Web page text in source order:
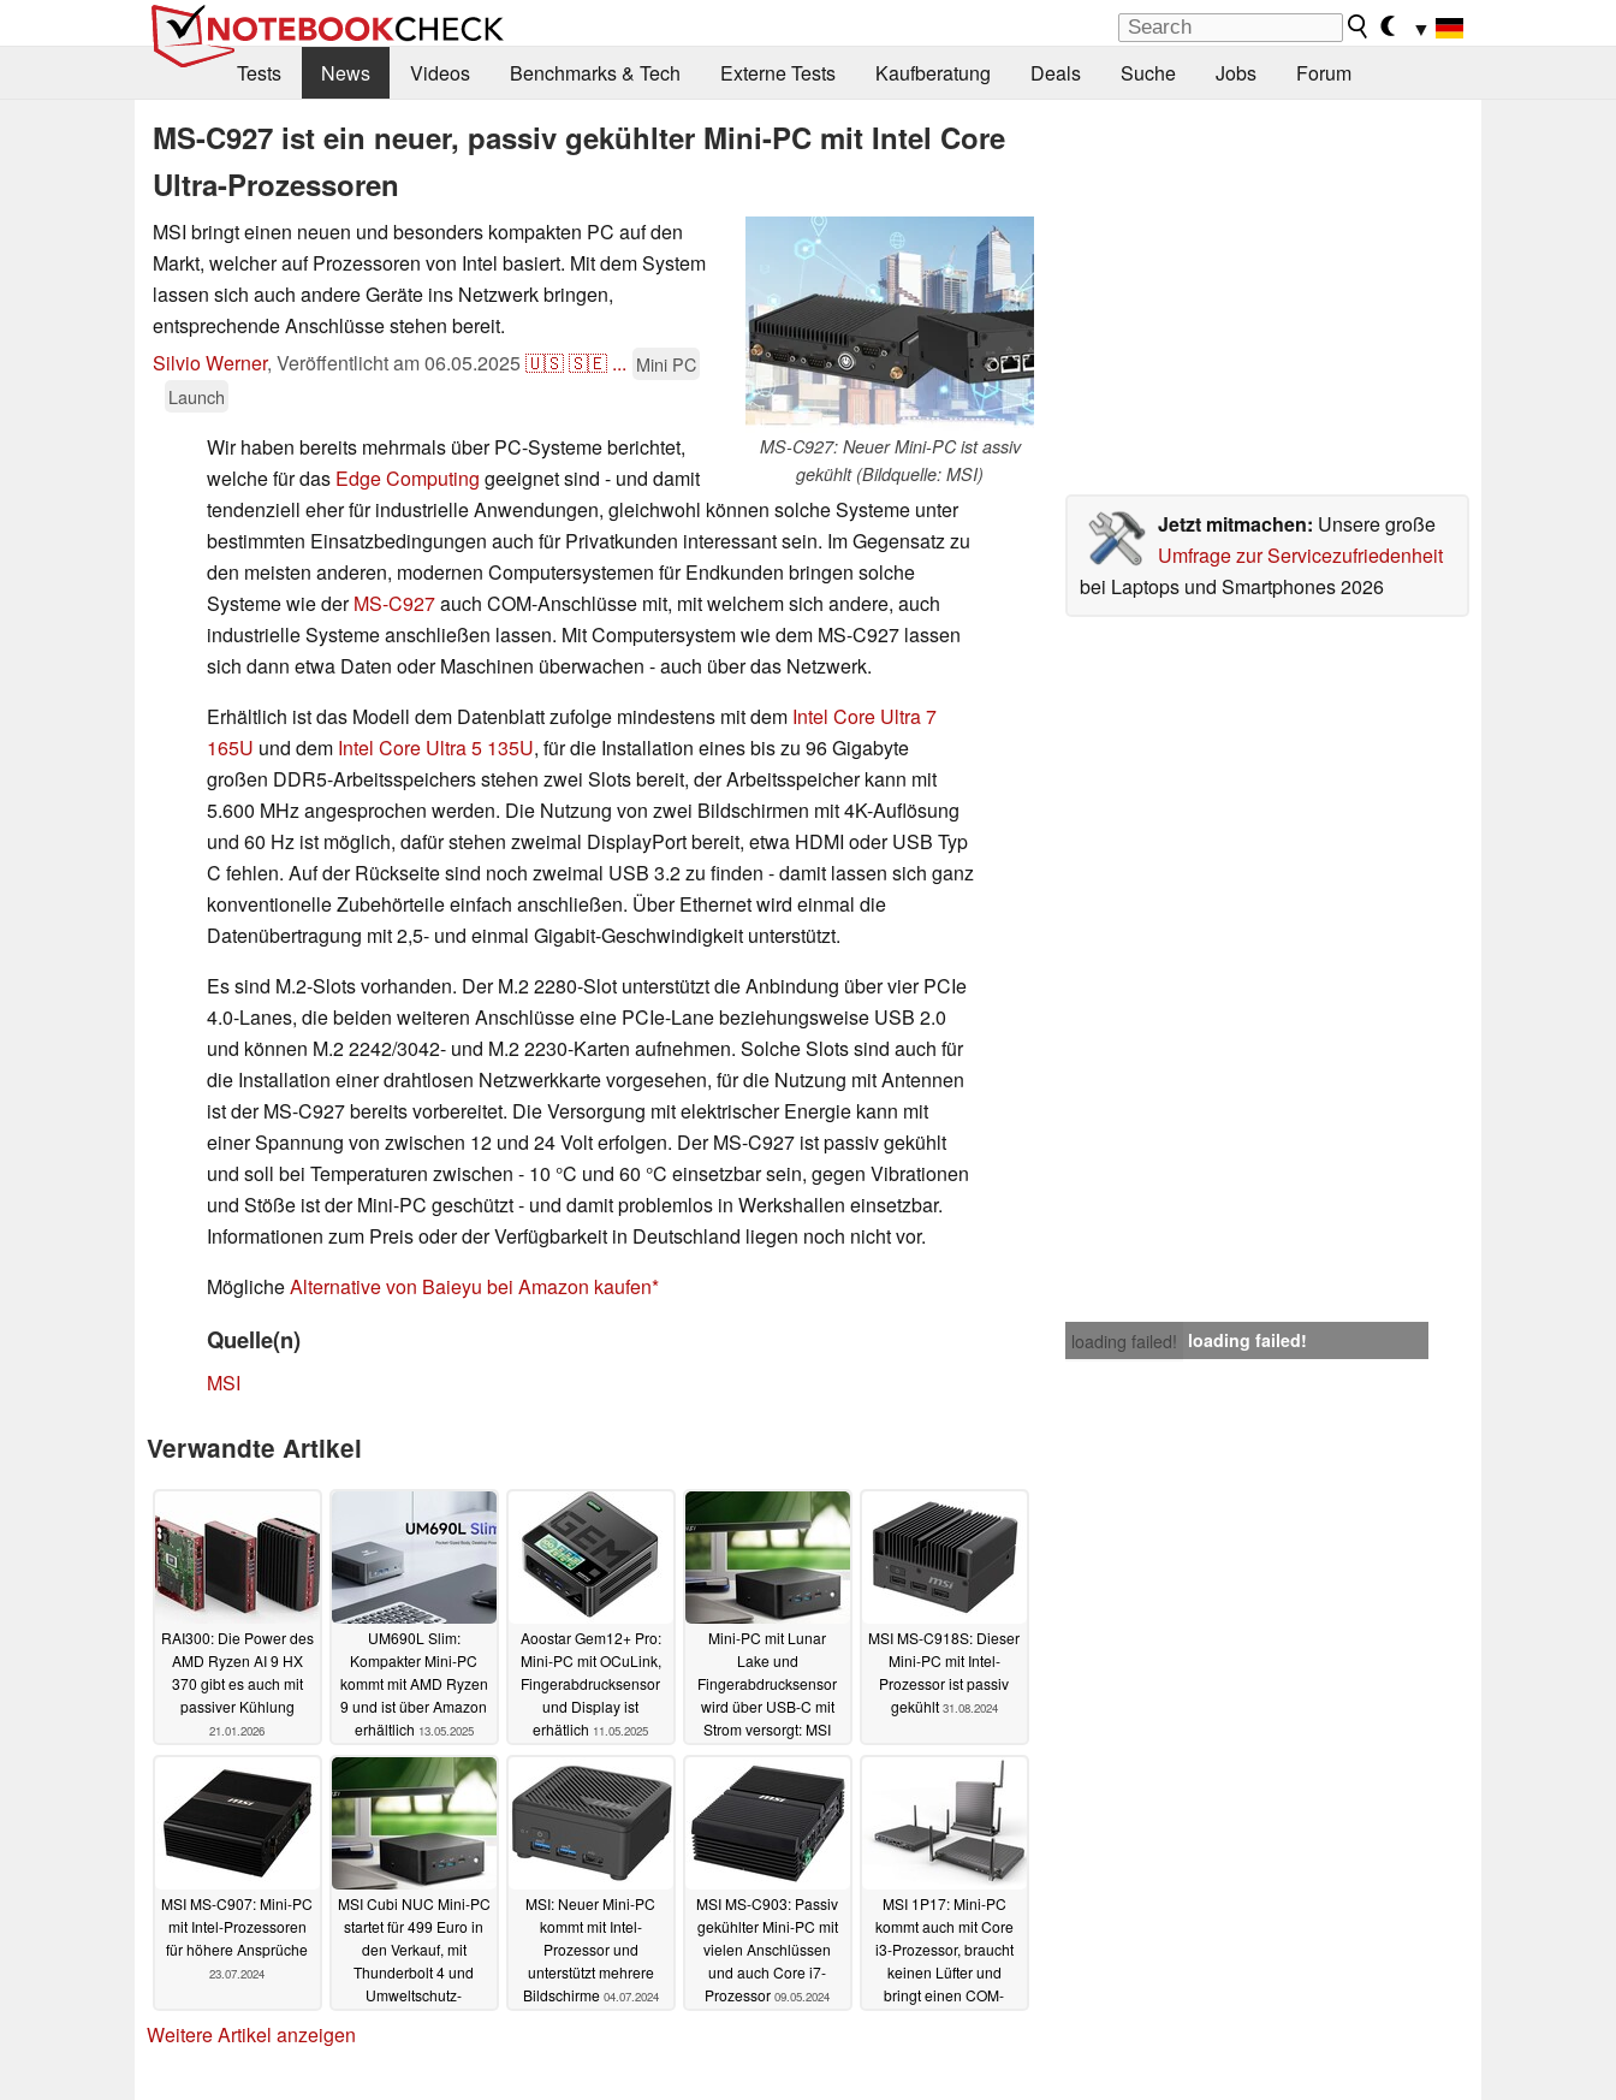
▼
Tests
News Videos Benchmarks & Tech Externe Tests Kaufberatung Deals Suche Jobs Forum
MS-C927 ist ein neuer, passiv gekühlter Mini-PC mit Intel Core
Ultra-Prozessoren
MS-C927: Neuer Mini-PC ist assiv
gekühlt (Bildquelle: MSI)
MSI bringt einen neuen und besonders kompakten PC auf den
Markt, welcher auf Prozessoren von Intel basiert. Mit dem System
lassen sich auch andere Geräte ins Netzwerk bringen,
entsprechende Anschlüsse stehen bereit.
Silvio Werner, Veröffentlicht am06.05.2025🇺🇸🇸🇪 ... Mini PC
Launch
Jetzt mitmachen: Unsere große
Umfrage zur Servicezufriedenheit
bei Laptops und Smartphones 2026
Wir haben bereits mehrmals über PC-Systeme berichtet,
welche für das Edge Computing geeignet sind - und damit
tendenziell eher für industrielle Anwendungen, gleichwohl können solche Systeme unter
bestimmten Einsatzbedingungen auch für Privatkunden interessant sein. Im Gegensatz zu
den meisten anderen, modernen Computersystemen für Endkunden bringen solche
Systeme wie derMS-C927auch COM-Anschlüsse mit, mit welchem sich andere, auch
industrielle Systeme anschließen lassen. Mit Computersystem wie dem MS-C927 lassen
sich dann etwa Daten oder Maschinen überwachen - auch über das Netzwerk.
Erhältlich ist das Modell dem Datenblatt zufolge mindestens mit dem Intel Core Ultra 7
165U und dem Intel Core Ultra 5 135U, für die Installation eines bis zu 96 Gigabyte
großen DDR5-Arbeitsspeichers stehen zwei Slots bereit, der Arbeitsspeicher kann mit
5.600 MHz angesprochen werden. Die Nutzung von zwei Bildschirmen mit 4K-Auflösung
und 60 Hz ist möglich, dafür stehen zweimal DisplayPort bereit, etwa HDMI oder USB Typ
C fehlen. Auf der Rückseite sind noch zweimal USB 3.2 zu finden - damit lassen sich ganz
konventionelle Zubehörteile einfach anschließen. Über Ethernet wird einmal die
Datenübertragung mit 2,5- und einmal Gigabit-Geschwindigkeit unterstützt.
Es sind M.2-Slots vorhanden. Der M.2 2280-Slot unterstützt die Anbindung über vier PCIe
4.0-Lanes, die beiden weiteren Anschlüsse eine PCIe-Lane beziehungsweise USB 2.0
und können M.2 2242/3042- und M.2 2230-Karten aufnehmen. Solche Slots sind auch für
die Installation einer drahtlosen Netzwerkkarte vorgesehen, für die Nutzung mit Antennen
ist der MS-C927 bereits vorbereitet. Die Versorgung mit elektrischer Energie kann mit
einer Spannung von zwischen 12 und 24 Volt erfolgen. Der MS-C927 ist passiv gekühlt
und soll bei Temperaturen zwischen - 10 °C und 60 °C einsetzbar sein, gegen Vibrationen
und Stöße ist der Mini-PC geschützt - und damit problemlos in Werkshallen einsetzbar.
Informationen zum Preis oder der Verfügbarkeit in Deutschland liegen noch nicht vor.
MöglicheAlternative von Baieyu bei Amazon kaufen
loading failed! loading failed!
Quelle(n)
MSI
Verwandte Artikel
RAI300: Die Power des
AMD Ryzen AI 9 HX
370 gibt es auch mit
passiver Kühlung
21.01.2026
UM690L Slim:
Kompakter Mini-PC
kommt mit AMD Ryzen
9 und ist über Amazon
erhältlich 13.05.2025
Aoostar Gem12+ Pro:
Mini-PC mit OCuLink,
Fingerabdrucksensor
und Display ist
erhätlich 11.05.2025
Mini-PC mit Lunar
Lake und
Fingerabdrucksensor
wird über USB-C mit
Strom versorgt: MSI
2M 13.01.2025
MSI MS-C918S: Dieser
Mini-PC mit Intel-
Prozessor ist passiv
gekühlt 31.08.2024
MSI MS-C907: Mini-PC
mit Intel-Prozessoren
für höhere Ansprüche
23.07.2024
MSI Cubi NUC Mini-PC
startet für 499 Euro in
den Verkauf, mit
Thunderbolt 4 und
Umweltschutz-
MSI: Neuer Mini-PC
kommt mit Intel-
Prozessor und
unterstützt mehrere
Bildschirme 04.07.2024
MSI MS-C903: Passiv
gekühlter Mini-PC mit
vielen Anschlüssen
und auch Core i7-
Prozessor 09.05.2024
MSI 1P17: Mini-PC
kommt auch mit Core
i3-Prozessor, braucht
keinen Lüfter und
bringt einen COM-
Weitere Artikel anzeigen